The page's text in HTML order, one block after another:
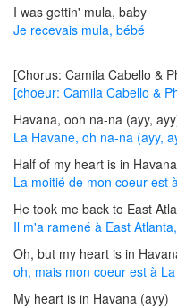
I was gettin' mula, baby
Je recevais mula, bébé
[Chorus: Camila Cabello &
[choeur: Camila Cabello &
Havana, ooh na-na (ayy,
La Havane, oh na-na (ayy,
Half of my heart is in
La moitié de mon coeur est
He took me back to East
Il m'a ramené à East
Oh, but my heart is in
oh, mais mon coeur est à
My heart is in Havana (ayy)